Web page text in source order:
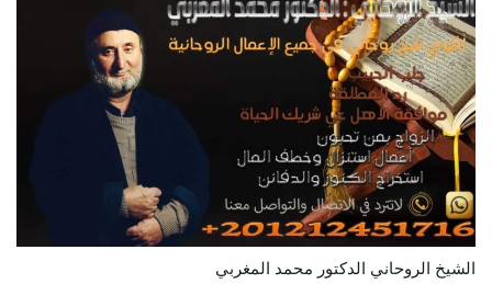
الشيخ الروحاني الدكتور محمد المغربي